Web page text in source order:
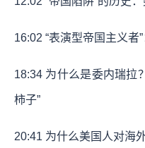
16:02 “表演型帝国主义者
18:34 为什么是委内瑞拉
柿子”
20:41 为什么美国人对海